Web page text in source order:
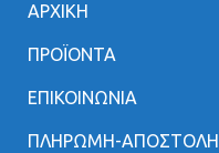
ΑΡΧΙΚΗ
ΠΡΟΪΟΝΤΑ
ΕΠΙΚΟΙΝΩΝΙΑ
ΠΛΗΡΩΜΗ-ΑΠΟΣΤΟΛΗ